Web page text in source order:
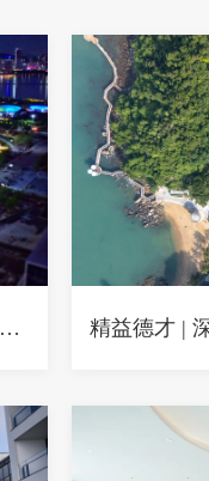
精益德才 | 深圳书城“湾区之眼”——以空间为书页，以匠心著华章